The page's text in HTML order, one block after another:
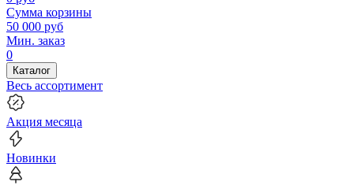
Сумма корзины
50 000 руб
Мин. заказ
0
Каталог
Весь ассортимент
Акция месяца
Новинки